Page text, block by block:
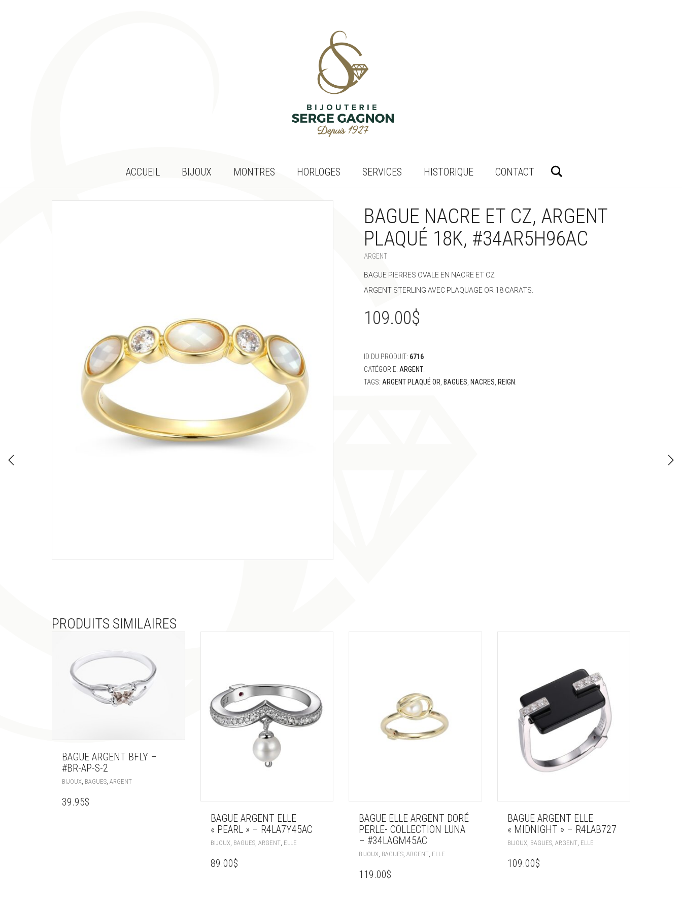
ACCUEIL BIJOUX MONTRES HORLOGES SERVICES HISTORIQUE CONTACT
BAGUE NACRE ET CZ, ARGENT
PLAQUÉ 18K, #34AR5H96AC
ARGENT
BAGUE PIERRES OVALE EN NACRE ET CZ
ARGENT STERLING AVEC PLAQUAGE OR 18 CARATS.
109.00$
ID DU PRODUIT: 6716
CATÉGORIE: ARGENT
TAGS: ARGENT PLAQUÉ OR BAGUES NACRES REIGN
PRODUITS SIMILAIRES
BAGUE ARGENT BFLY –
#BR-AP-S-2
BIJOUX, BAGUES, ARGENT
39.95$
BAGUE ARGENT ELLE
« PEARL » – R4LA7Y45AC
BIJOUX BAGUES, ARGENT, ELLE
89.00$
BAGUE ELLE ARGENT DORÉ
PERLE- COLLECTION LUNA
– #34LAGM45AC
BIJOUX BAGUES ARGENT ELLE
119.00$
BAGUE ARGENT ELLE
« MIDNIGHT » – R4LAB727
BIJOUX BAGUES, ARGENT, ELLE
109.00$